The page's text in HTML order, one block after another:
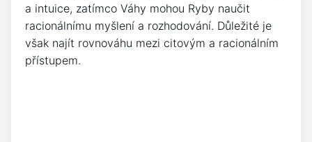
a intuice, zatímco Váhy mohou Ryby naučit
racionálnímu myšlení a rozhodování. Důležité je
však najít rovnováhu mezi citovým a racionálním
přístupem.